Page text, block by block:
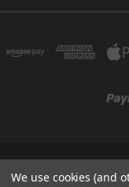
We use cookies (and